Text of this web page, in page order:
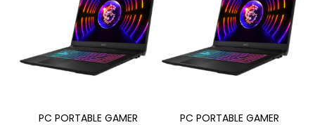
PC PORTABLE GAMER
PC PORTABLE GAMER